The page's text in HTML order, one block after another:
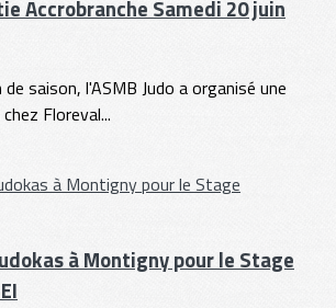
Accrobranche Samedi 20 juin
saison, l'ASMB Judo a organisé une
Floreval...
à Montigny pour le Stage